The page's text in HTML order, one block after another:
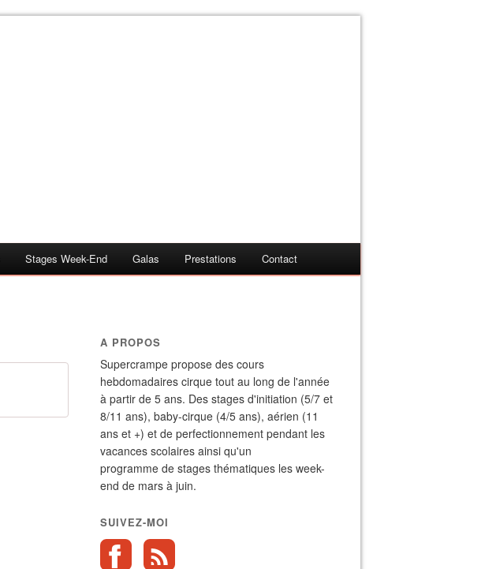
Stages Week-End Galas Prestations Contact
A PROPOS
Supercrampe propose des cours
hebdomadaires cirque tout au long de l'année
à partir de 5 ans. Des stages d'initiation (5/7 et
8/11 ans), baby-cirque (4/5 ans), aérien (11
ans et +) et de perfectionnement pendant les
vacances scolaires ainsi qu'un
programme de stages thématiques les week-
end de mars à juin.
SUIVEZ-MOI